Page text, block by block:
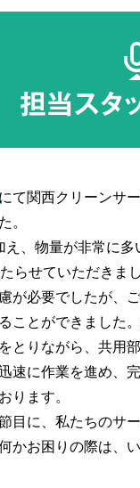
担当スタ
にて関西クリーンサ
、物量が非常に
らせていただきま
が必要でしたが、
ことができました
とりながら、共用
速に作業を進め、
ります。
目に、私たちのサ
かお困りの際は、